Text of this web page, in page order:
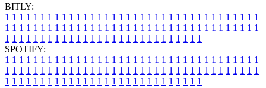
BITLY:
1 1 1 1 1 1 1 1 1 1 1 1 1 1 1 1 1 1 1 1 1 1 1 1 1 1 1 1 1 1 1 1 1 1 1 1
1 1 1 1 1 1 1 1 1 1 1 1 1 1 1 1 1 1 1 1 1 1 1 1 1 1 1 1 1 1 1 1 1 1 1 1
1 1 1 1 1 1 1 1 1 1 1 1 1 1 1 1 1 1 1 1 1 1 1 1 1 1 1 1
SPOTIFY:
1 1 1 1 1 1 1 1 1 1 1 1 1 1 1 1 1 1 1 1 1 1 1 1 1 1 1 1 1 1 1 1 1 1 1 1
1 1 1 1 1 1 1 1 1 1 1 1 1 1 1 1 1 1 1 1 1 1 1 1 1 1 1 1 1 1 1 1 1 1 1 1
1 1 1 1 1 1 1 1 1 1 1 1 1 1 1 1 1 1 1 1 1 1 1 1 1 1 1 1